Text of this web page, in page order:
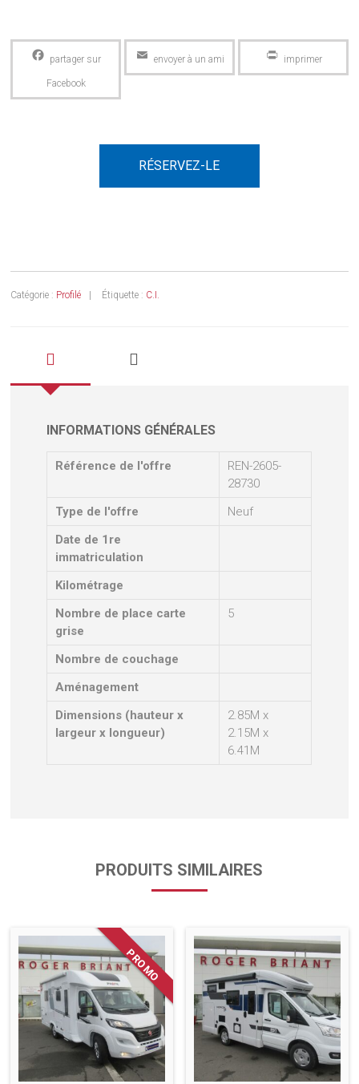
Facebook Email PrintFriendly
RÉSERVEZ-LE
Catégorie : Profilé Étiquette : C.I.
INFORMATIONS GÉNÉRALES
Référence de l'offre
REN-2605-
28730
Type de l'offre
Neuf
Date de 1re
immatriculation
Kilométrage
Nombre de place carte
grise
5
Nombre de couchage
Aménagement
Dimensions (hauteur x
largeur x longueur)
2.85M x
2.15M x
6.41M
PRODUITS SIMILAIRES